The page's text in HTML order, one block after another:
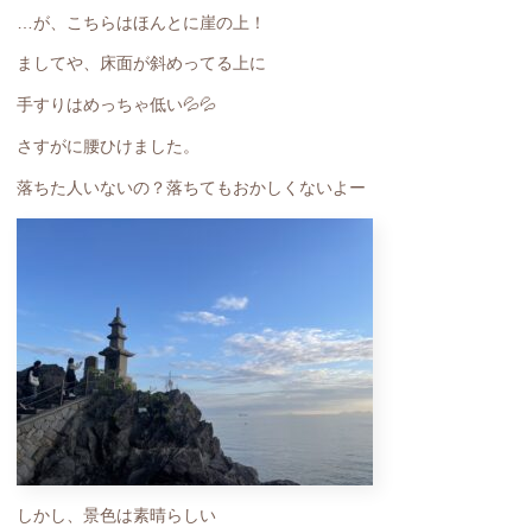
…が、こちらはほんとに崖の上！
ましてや、床面が斜めってる上に
手すりはめっちゃ低い💦💦
さすがに腰ひけました。
落ちた人いないの？落ちてもおかしくないよー
しかし、景色は素晴らしい